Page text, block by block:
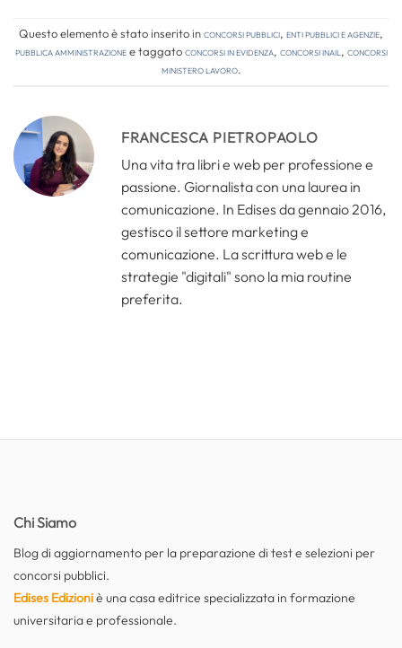
Questo elemento è stato inserito inConcorsi pubblici, Enti pubblici e agenzie,
Pubblica amministrazionee taggatoconcorsi in evidenza, concorsi inail, concorsi
ministero lavoro.
FRANCESCA PIETROPAOLO
Una vita tra libri e web per professione e
passione. Giornalista con una laurea in
comunicazione. In Edises da gennaio 2016,
gestisco il settore marketing e
comunicazione. La scrittura web e le
strategie "digitali" sono la mia routine
preferita.
Chi Siamo
Blog di aggiornamento per la preparazione di test e selezioni per
concorsi pubblici.
Edises Edizioniè una casa editrice specializzata in formazione
universitaria e professionale.